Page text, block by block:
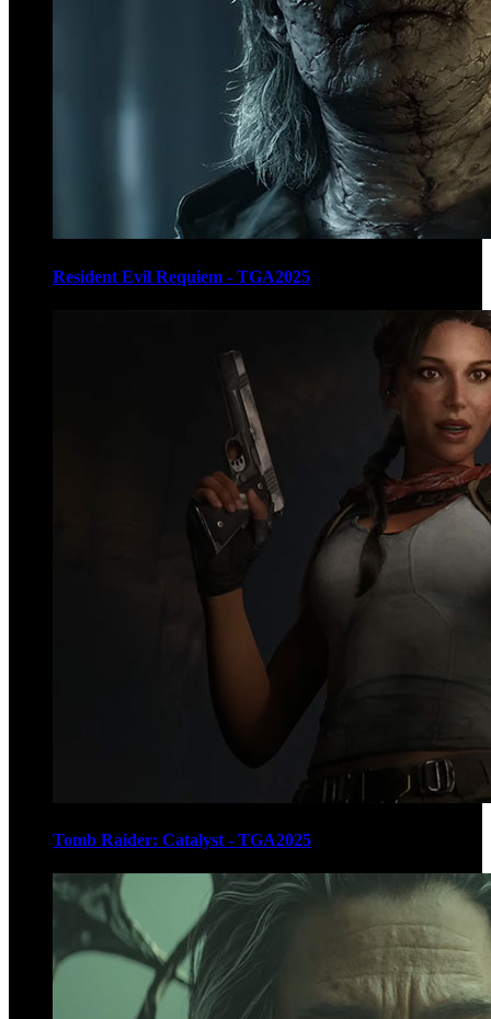
Resident Evil Requiem - TGA2025
Tomb Raider: Catalyst - TGA2025